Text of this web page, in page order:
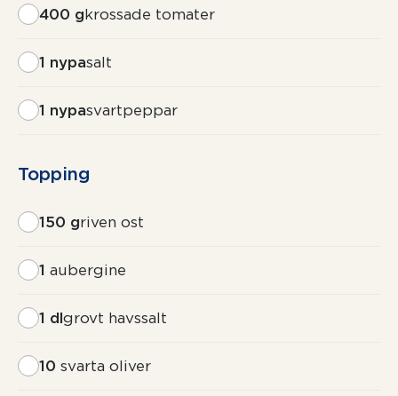
400 gkrossade tomater
1 nypasalt
1 nypasvartpeppar
Topping
150 griven ost
1 aubergine
1 dlgrovt havssalt
10 svarta oliver